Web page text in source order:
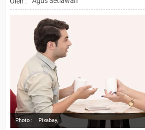
Photo : Pixabay,